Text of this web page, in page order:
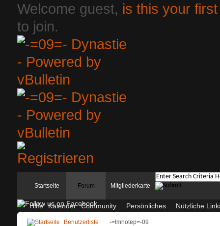
Welcome guest, is this your
to join.
Startseite Forum
Hilfe Kalender Community Persönliches Nützliche
Mitgliederkarte
Benutzerliste -=Imhotep=-09